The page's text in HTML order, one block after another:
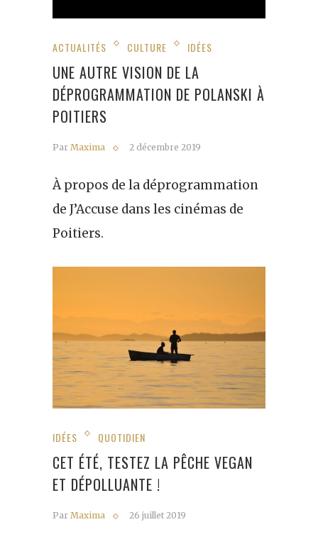
ACTUALITÉS CULTURE IDÉES
UNE AUTRE VISION DE LA
DÉPROGRAMMATION DE POLANSKI À
POITIERS
Par Maxima 2 décembre 2019
À propos de la déprogrammation
de J’Accuse dans les cinémas de
Poitiers.
IDÉES QUOTIDIEN
CET ÉTÉ, TESTEZ LA PÊCHE VEGAN
ET DÉPOLLUANTE !
Par Maxima 26 juillet 2019